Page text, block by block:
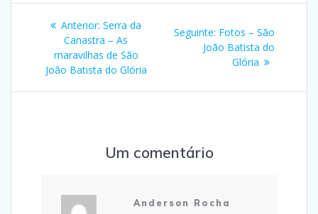
Navegação
Post
Anterior: Post
anterior:
Serra da
Canastra – As
maravilhas de São
João Batista do Glória
Seguinte: Post
seguinte:
Fotos – São
João Batista do
Glória
Um comentário
Anderson Rocha